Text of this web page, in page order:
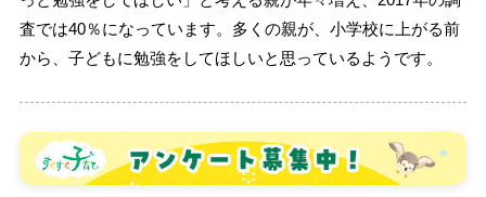
査では40％になっています。多くの親が、小学校に上がる前
から、子どもに勉強をしてほしいと思っているようです。